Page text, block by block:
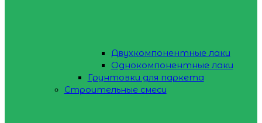
Двухкомпонентные лаки
Однокомпонентные лаки
Грунтовки для паркета
Строительные смеси